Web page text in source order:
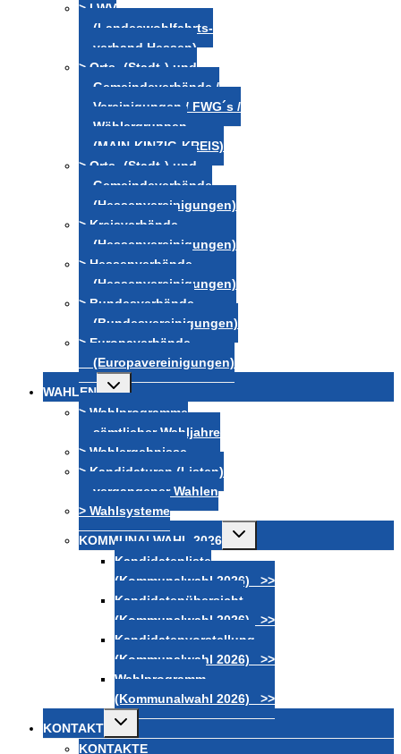
> LWV
(Landeswohlfahrts-
verband Hessen)
> Orts- (Stadt-) und
Gemeindeverbände /
Vereinigungen / FWG´s /
Wählergruppen
(MAIN-KINZIG-KREIS)
> Orts- (Stadt-) und
Gemeindeverbände
(Hessenvereinigungen)
> Kreisverbände
(Hessenvereinigungen)
> Hessenverbände
(Hessenvereinigungen)
> Bundesverbände
(Bundesvereinigungen)
> Europaverbände
(Europavereinigungen)
WAHLEN
Untermenü
umschalten
> Wahlprogramme
sämtlicher Wahljahre
> Wahlergebnisse
> Kandidaturen (Listen)
vergangener Wahlen
> Wahlsysteme
KOMMUNALWAHL 2026
Untermenü
Kandidatenliste
(Kommunalwahl 2026) >>
Kandidatenübersicht
(Kommunalwahl 2026) >>
Kandidatenvorstellung
(Kommunalwahl 2026) >>
Wahlprogramm
(Kommunalwahl 2026) >>
KONTAKT
Untermenü
KONTAKTE